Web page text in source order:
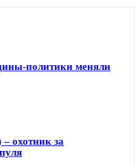
политики меняли
охотник за